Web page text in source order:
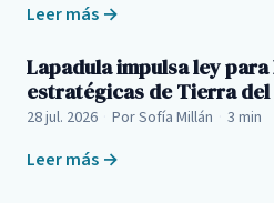
Leer más →
Lapadula impulsa ley
estratégicas de Tierra del
28 jul. 2026 Por Sofía Millán 3 min
Leer más →